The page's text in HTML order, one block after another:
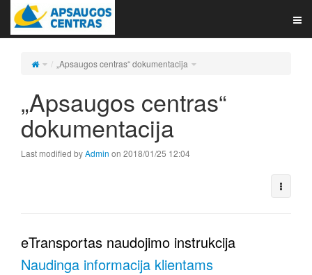
„Apsaugos centras“ dokumentacija
„Apsaugos centras“
dokumentacija
Last modified byAdmin on 2018/01/25 12:04
eTransportas naudojimo instrukcija
Naudinga informacija klientams